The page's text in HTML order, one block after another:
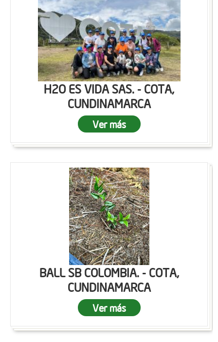
H2O ES VIDA SAS. - COTA,
CUNDINAMARCA
Ver más
BALL SB COLOMBIA. - COTA,
CUNDINAMARCA
Ver más